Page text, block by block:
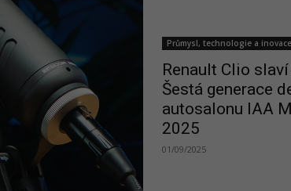
Průmysl, technologie a inovace
Renault Clio slaví
Šestá generace
autosalonu IAA
2025
01/09/2025